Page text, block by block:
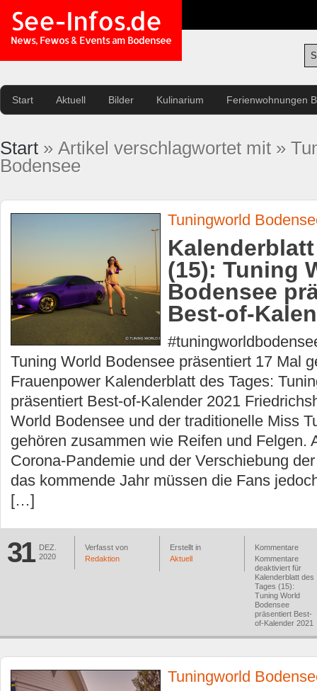
See-Infos.de
News, Fewos & Events am Bodensee
Start Aktuell Bilder Kulinarium Ferienwohnungen
Start » Artikel verschlagwortet mit »
Bodensee
Tuningworld
(15): Tuning
Bodensee
Best-of-
Tuning World Bodensee präsentiert 17 Mal
Frauenpower Kalenderblatt des Tages:
präsentiert Best-of-Kalender 2021
World Bodensee und der traditionelle Miss
gehören zusammen wie Reifen und Felgen.
Corona-Pandemie und der Verschiebung
das kommende Jahr müssen die Fans
[…]
31
DEZ.
2020
Verfasst von
Redaktion
Erstellt in
Aktuell
Kommentare
Kommentare
deaktiviert für
Kalenderblatt des
Tages (15):
Tuning World
Bodensee
präsentiert Best-
of-Kalender 2021
Tuningworld